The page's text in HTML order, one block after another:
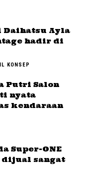
Ayla
hadir di
KONSEP
Putri Salon
nyata
kendaraan
Super-ONE
dijual sangat